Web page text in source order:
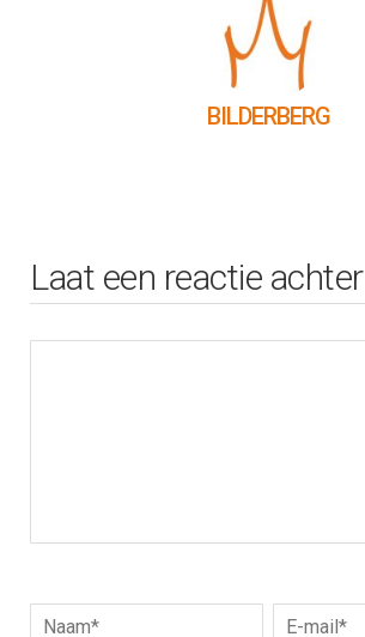
BILDERBERG
Laat een reactie achter